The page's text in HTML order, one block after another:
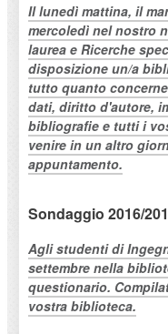
Il lunedì mattina, il
mercoledì nel nostro
laurea e Ricerche
disposizione un/a
tutto quanto
dati, diritto d'autore,
bibliografie e tutti i
venire in un altro
appuntamento.
Sondaggio 2016/
Agli studenti di
settembre nella
questionario.
vostra biblioteca.